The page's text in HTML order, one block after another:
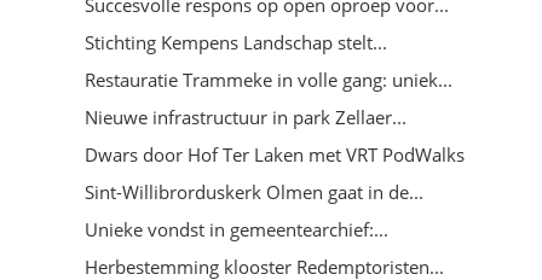
Stichting Kempens Landschap stelt...
Restauratie Trammeke in volle gang: uniek...
Nieuwe infrastructuur in park Zellaer...
Dwars door Hof Ter Laken met VRT PodWalks
Sint-Willibrorduskerk Olmen gaat in de...
Unieke vondst in gemeentearchief:...
Herbestemming klooster Redemptoristen...